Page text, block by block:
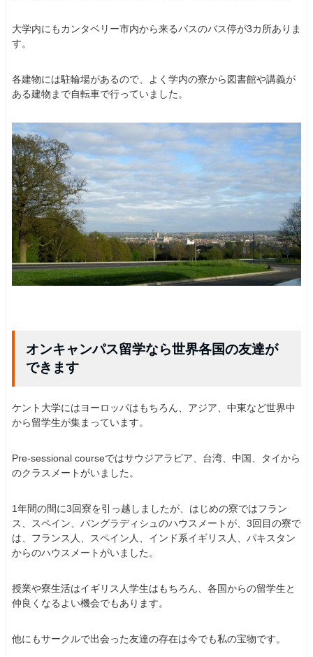
大学内にもカンタベリー市内から来るバスのバス停が3カ所ありま
す。
各建物には駐輪場があるので、よく学内の寮から図書館や講義が
ある建物まで自転車で行っていました。
オンキャンパス留学なら世界各国の友達が
できます
ケント大学にはヨーロッパはもちろん、アジア、中東など世界中
から留学生が集まっています。
Pre-sessional courseではサウジアラビア、台湾、中国、タイから
のクラスメートがいました。
1年間の間に3回寮を引っ越しましたが、はじめの寮ではフラン
ス、スペイン、バングラディシュのハウスメートが、3回目の寮で
は、フランス人、スペイン人、インド系イギリス人、パキスタン
からのハウスメートがいました。
授業や寮生活はイギリス人学生はもちろん、各国からの留学生と
仲良くなるよい機会でもあります。
他にもサークルで出会った友達の存在は今でも私の宝物です。